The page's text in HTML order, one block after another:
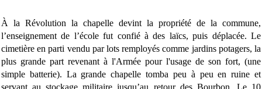
À la Révolution la chapelle devint la propriété de la commune,
l’enseignement de l’école fut confié à des laïcs, puis déplacée. Le
cimetière en parti vendu par lots remployés comme jardins potagers, la
plus grande part revenant à l'Armée pour l'usage de son fort, (une
simple batterie). La grande chapelle tomba peu à peu en ruine et